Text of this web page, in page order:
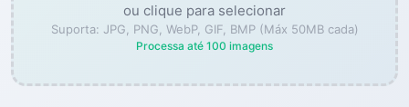
ou clique para selecionar
Suporta: JPG, PNG, WebP, GIF, BMP (Máx 50MB cada)
Processa até 100 imagens